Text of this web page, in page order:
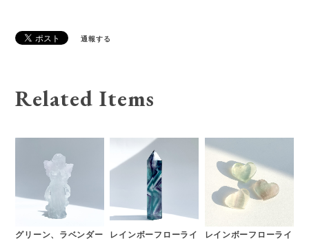
通報する
Related Items
グリーン、ラベンダー
レインボーフローライ
レインボーフローライ